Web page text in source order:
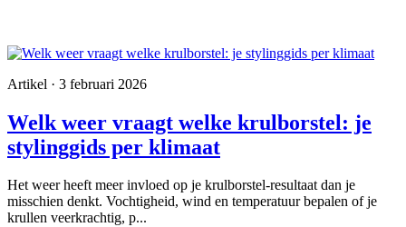
Artikel · 3 februari 2026
Welk weer vraagt welke krulborstel: je
stylinggids per klimaat
Het weer heeft meer invloed op je krulborstel-resultaat dan je
misschien denkt. Vochtigheid, wind en temperatuur bepalen of je
krullen veerkrachtig, p...